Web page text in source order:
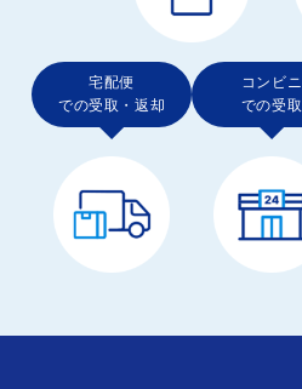
宅配便
での受取・返却
コンビニ
での受取